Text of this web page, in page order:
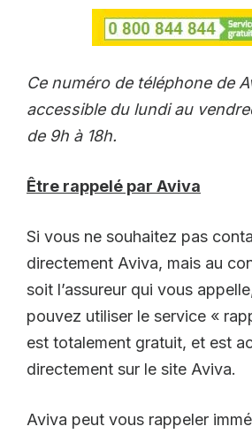
Ce numéro de téléphone de
accessible du lundi au
de 9h à 18h.
Être rappelé par Aviva
Si vous ne souhaitez pas
directement Aviva, mais au
soit l’assureur qui vous
pouvez utiliser le service «
est totalement gratuit, et est
directement sur le site Aviva.
Aviva peut vous rappeler